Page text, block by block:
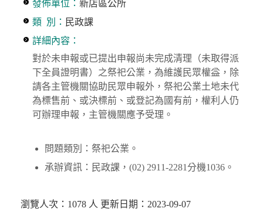
發佈單位： 新店區公所
類 別： 民政課
詳細內容：
對於未申報或已提出申報尚未完成清理（未取得派
下全員證明書）之祭祀公業，為維護民眾權益，除
請各主管機關協助民眾申報外，祭祀公業土地未代
為標售前、或決標前、或登記為國有前，權利人仍
可辦理申報，主管機關應予受理。
問題類別：祭祀公業。
承辦資訊：民政課，(02) 2911-2281分機1036。
瀏覽人次：1078 人 更新日期：2023-09-07